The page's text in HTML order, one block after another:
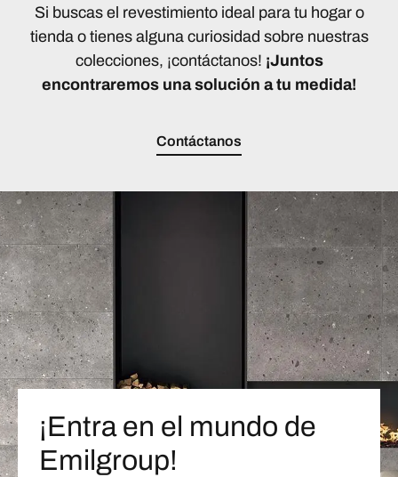
Si buscas el revestimiento ideal para tu hogar o
tienda o tienes alguna curiosidad sobre nuestras
colecciones, ¡contáctanos! ¡Juntos
encontraremos una solución a tu medida!
Contáctanos
¡Entra en el mundo de
Emilgroup!